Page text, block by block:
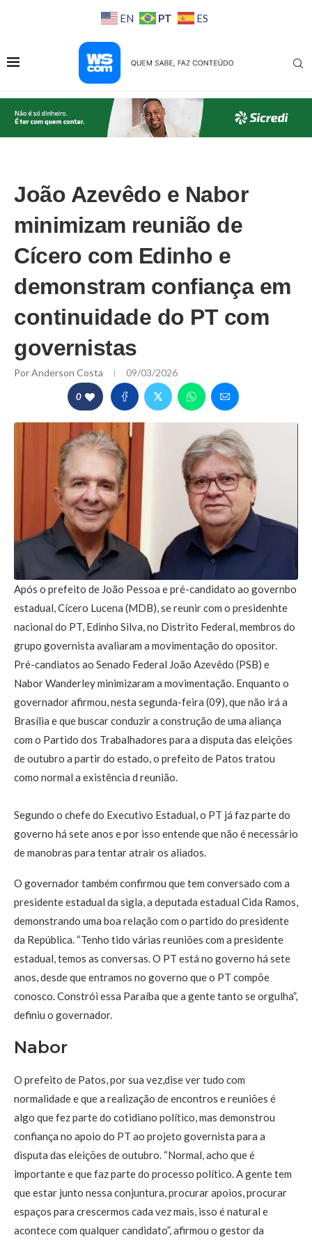
EN PT ES
João Azevêdo e Nabor
minimizam reunião de
Cícero com Edinho e
demonstram confiança em
continuidade do PT com
governistas
PorAnderson Costa 09/03/2026
0
Após o prefeito de João Pessoa e pré-candidato ao governbo
estadual, Cícero Lucena (MDB), se reunir com o presidenhte
nacional do PT, Edinho Silva, no Distrito Federal, membros do
grupo governista avaliaram a movimentação do opositor.
Pré-candiatos ao Senado Federal João Azevêdo (PSB) e
Nabor Wanderley minimizaram a movimentação. Enquanto o
governador afirmou, nesta segunda-feira (09), que não irá a
Brasília e que buscar conduzir a construção de uma aliança
com o Partido dos Trabalhadores para a disputa das eleições
de outubro a partir do estado, o prefeito de Patos tratou
como normal a existência d reunião.
Segundo o chefe do Executivo Estadual, o PT já faz parte do
governo há sete anos e por isso entende que não é necessário
de manobras para tentar atrair os aliados.
O governador também confirmou que tem conversado com a
presidente estadual da sigla, a deputada estadual Cida Ramos,
demonstrando uma boa relação com o partido do presidente
da República. “Tenho tido várias reuniões com a presidente
estadual, temos as conversas. O PT está no governo há sete
anos, desde que entramos no governo que o PT compõe
conosco. Constrói essa Paraíba que a gente tanto se orgulha”,
definiu o governador.
Nabor
O prefeito de Patos, por sua vez,dise ver tudo com
normalidade e que a realização de encontros e reuniões é
algo que fez parte do cotidiano político, mas demonstrou
confiança no apoio do PT ao projeto governista para a
disputa das eleições de outubro. “Normal, acho que é
importante e que faz parte do processo político. A gente tem
que estar junto nessa conjuntura, procurar apoios, procurar
espaços para crescermos cada vez mais, isso é natural e
acontece com qualquer candidato”, afirmou o gestor da